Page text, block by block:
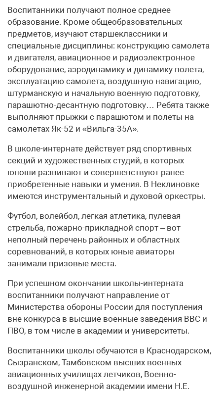
Воспитанники получают полное среднее
образование. Кроме общеобразовательных
предметов, изучают старшеклассники и
специальные дисциплины: конструкцию самолета
и двигателя, авиационное и радиоэлектронное
оборудование, аэродинамику и динамику полета,
эксплуатацию самолета, воздушную навигацию,
штурманскую и начальную военную подготовку,
парашютно-десантную подготовку… Ребята также
выполняют прыжки с парашютом и полеты на
самолетах Як-52 и «Вильга-35А».
В школе-интернате действует ряд спортивных
секций и художественных студий, в которых
юноши развивают и совершенствуют ранее
приобретенные навыки и умения. В Неклиновке
имеются инструментальный и духовой оркестры.
Футбол, волейбол, легкая атлетика, пулевая
стрельба, пожарно-прикладной спорт – вот
неполный перечень районных и областных
соревнований, в которых юные авиаторы
занимали призовые места.
При успешном окончании школы-интерната
воспитанники получают направление от
Министерства обороны России для поступления
вне конкурса в высшие военные заведения ВВС и
ПВО, в том числе в академии и университеты.
Воспитанники школы обучаются в Краснодарском,
Сызранском, Тамбовском высших военных
авиационных училищах летчиков, Военно-
воздушной инженерной академии имени Н.Е.